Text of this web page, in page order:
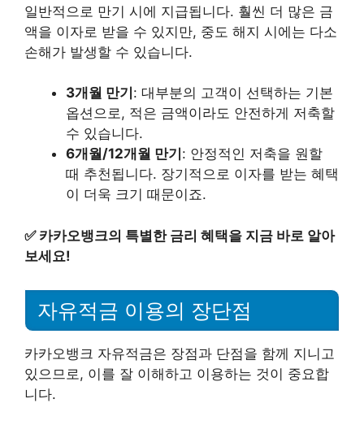
일반적으로 만기 시에 지급됩니다. 훨씬 더 많은 금
액을 이자로 받을 수 있지만, 중도 해지 시에는 다소
손해가 발생할 수 있습니다.
3개월 만기 : 대부분의 고객이 선택하는 기본
옵션으로, 적은 금액이라도 안전하게 저축할
수 있습니다.
6개월/12개월 만기 : 안정적인 저축을 원할
때 추천됩니다. 장기적으로 이자를 받는 혜택
이 더욱 크기 때문이죠.
✅ 카카오뱅크의 특별한 금리 혜택을 지금 바로 알아
보세요!
자유적금 이용의 장단점
카카오뱅크 자유적금은 장점과 단점을 함께 지니고
있으므로, 이를 잘 이해하고 이용하는 것이 중요합
니다.